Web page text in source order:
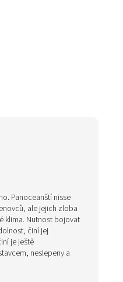
Panoceanští nisse
ale jejich zloba
klima. Nutnost bojovat
činí jej
je ještě
neslepeny a